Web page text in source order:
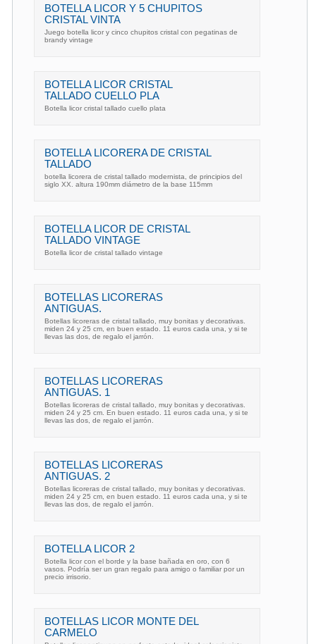
BOTELLA LICOR Y 5 CHUPITOS
CRISTAL VINTA
Juego botella licor y cinco chupitos cristal con pegatinas de
brandy vintage
BOTELLA LICOR CRISTAL
TALLADO CUELLO PLA
Botella licor cristal tallado cuello plata
BOTELLA LICORERA DE CRISTAL
TALLADO
botella licorera de cristal tallado modernista, de principios del
siglo XX. altura 190mm diámetro de la base 115mm
BOTELLA LICOR DE CRISTAL
TALLADO VINTAGE
Botella licor de cristal tallado vintage
BOTELLAS LICORERAS
ANTIGUAS.
Botellas licoreras de cristal tallado, muy bonitas y decorativas.
miden 24 y 25 cm, en buen estado. 11 euros cada una, y si te
llevas las dos, de regalo el jarrón.
BOTELLAS LICORERAS
ANTIGUAS. 1
Botellas licoreras de cristal tallado, muy bonitas y decorativas.
miden 24 y 25 cm. En buen estado. 11 euros cada una, y si te
llevas las dos, de regalo el jarrón.
BOTELLAS LICORERAS
ANTIGUAS. 2
Botellas licoreras de cristal tallado, muy bonitas y decorativas.
miden 24 y 25 cm, en buen estado. 11 euros cada una, y si te
llevas las dos, de regalo el jarrón.
BOTELLA LICOR 2
Botella licor con el borde y la base bañada en oro, con 6
vasos. Podría ser un gran regalo para amigo o familiar por un
precio irrisorio.
BOTELLAS LICOR MONTE DEL
CARMELO